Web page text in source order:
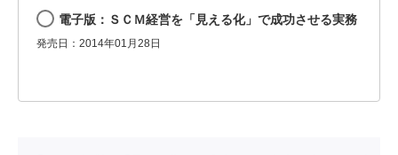
電子版：ＳＣＭ経営を「見える化」で成功させる実務
発売日：2014年01月28日